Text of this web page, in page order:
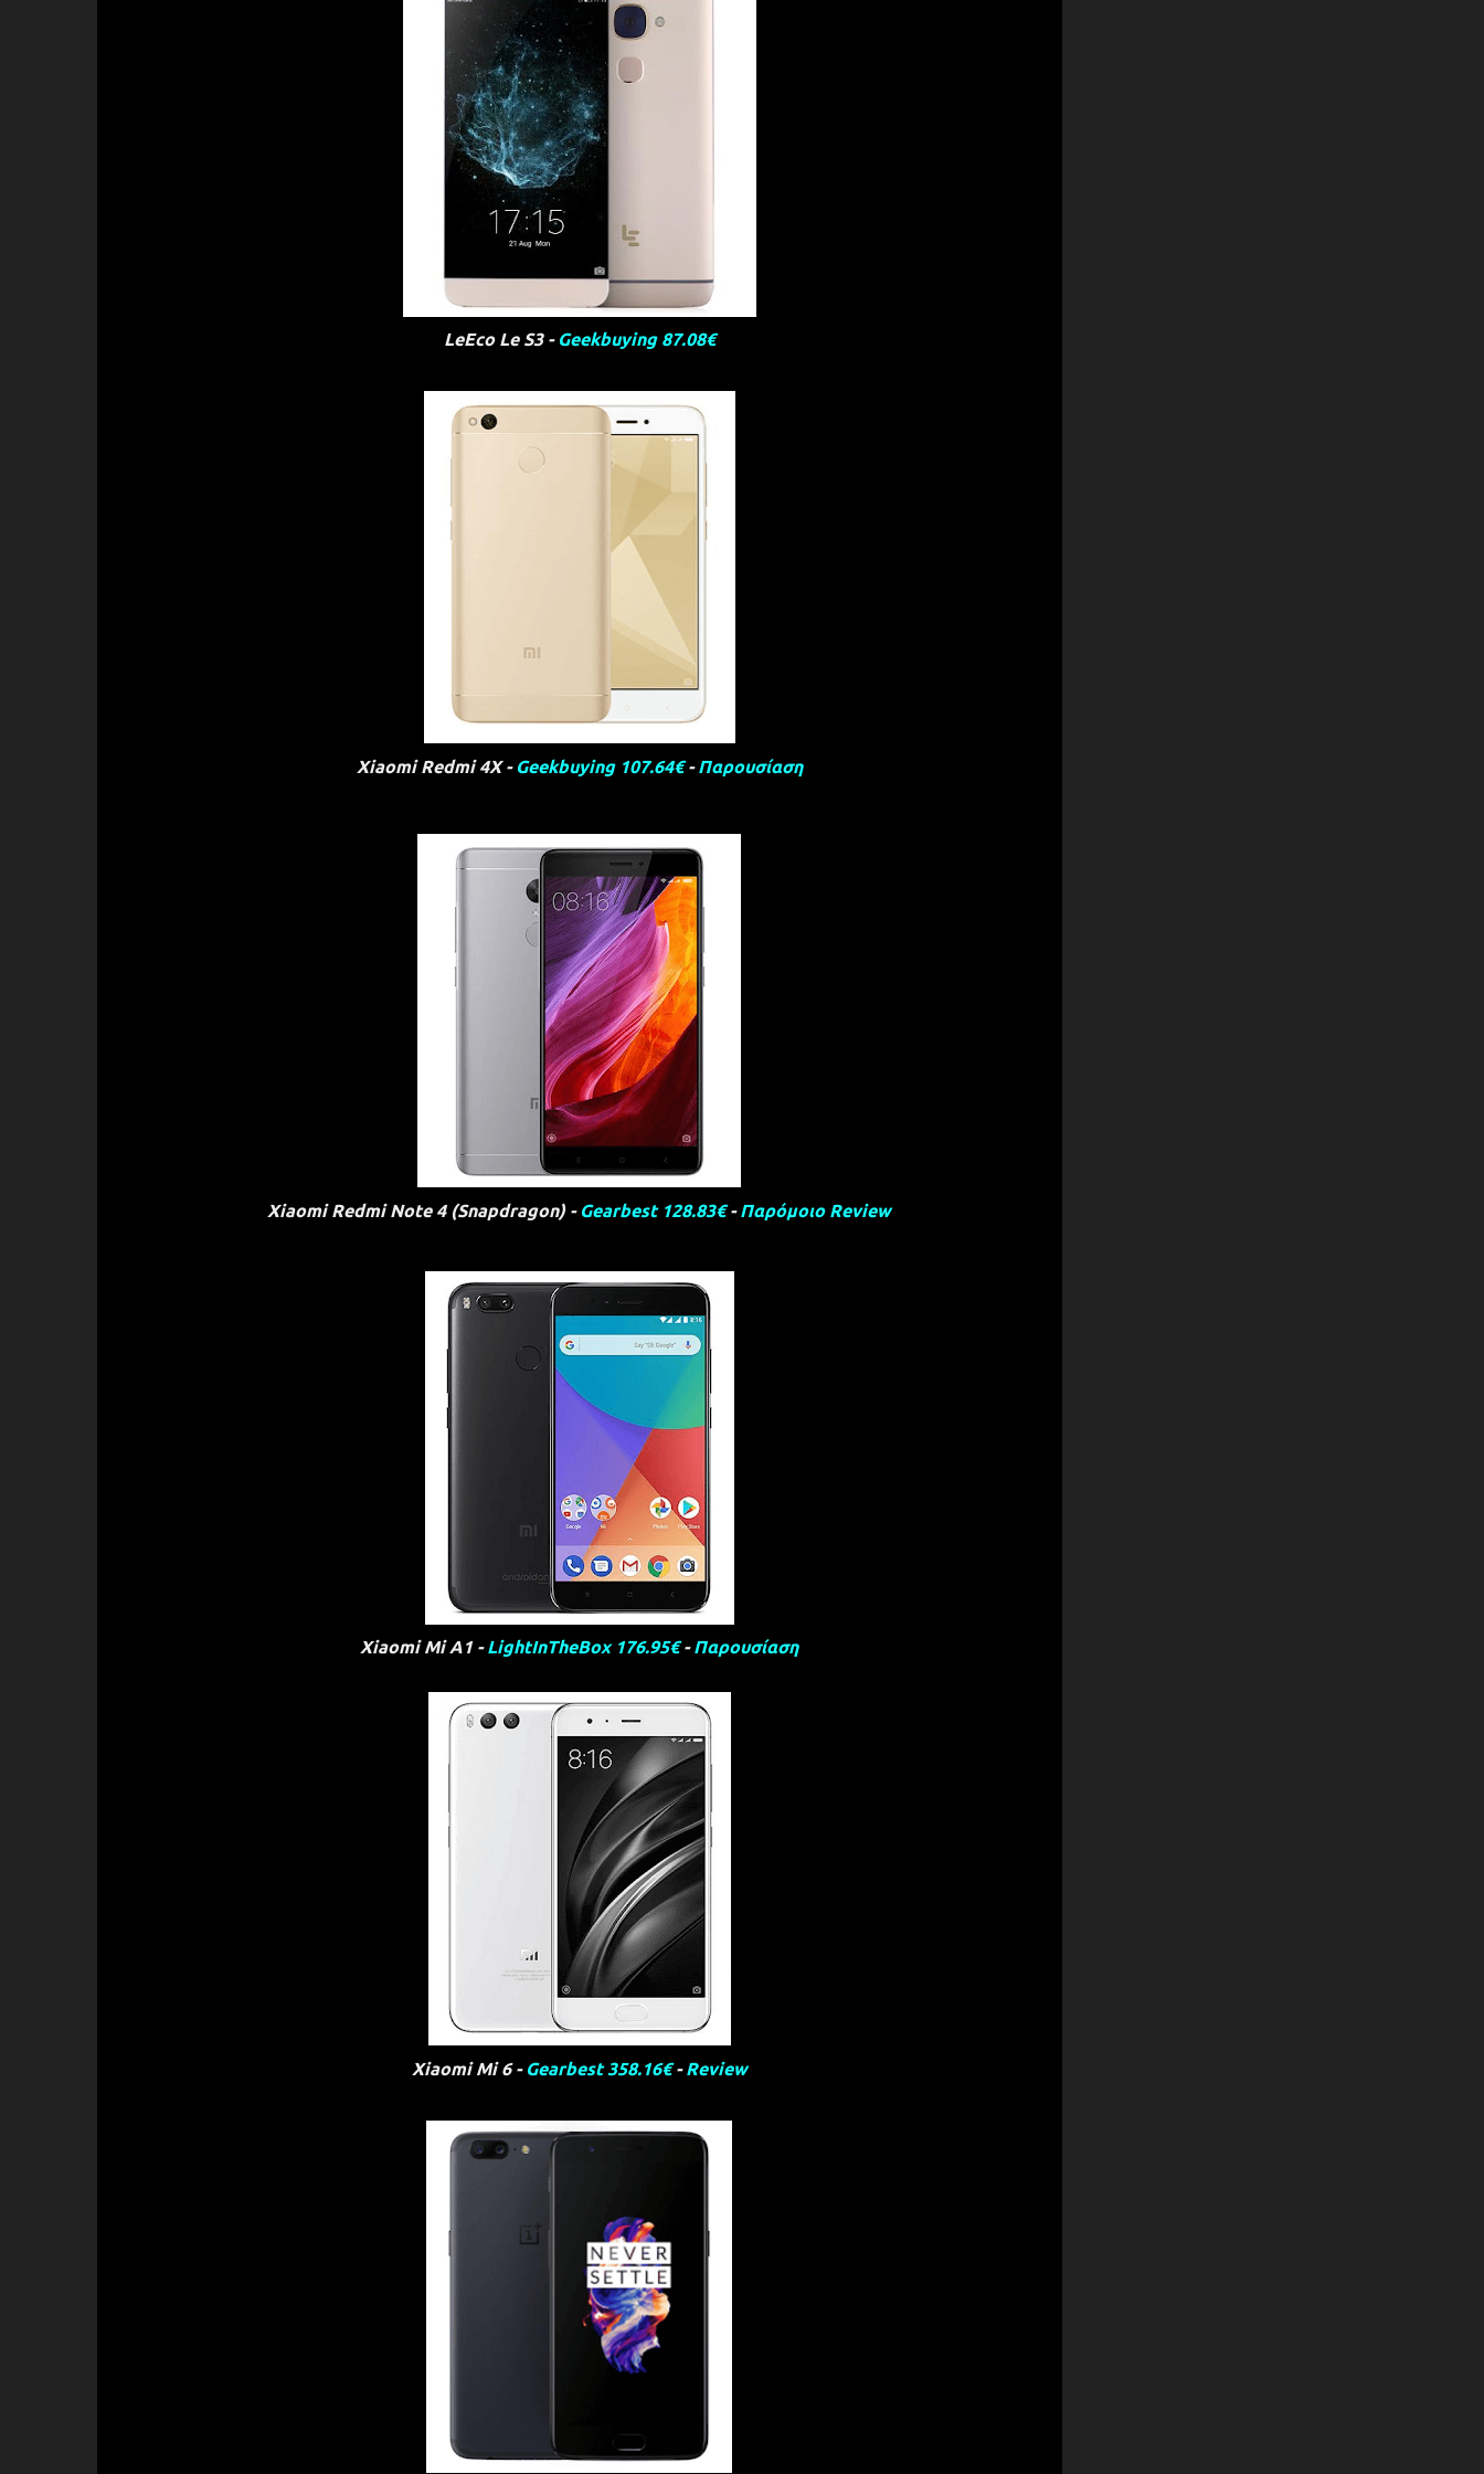
LeEco Le S3 - Geekbuying 87.08€
Xiaomi Redmi 4X - Geekbuying 107.64€-Παρουσίαση
Xiaomi Redmi Note 4 (Snapdragon) - Gearbest 128.83€-Παρόμοιο Review
Xiaomi Mi A1 -LightInTheBox 176.95€-Παρουσίαση
Xiaomi Mi 6 - Gearbest 358.16€-Review